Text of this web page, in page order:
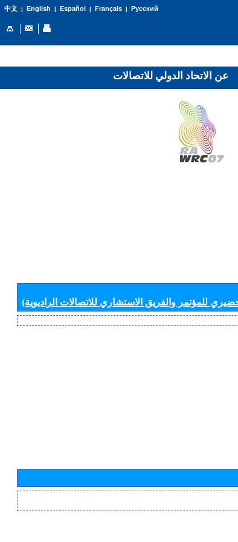
中文| English | Español | Français| Русский
للمؤتمر والفريق الاستشاري للاتصالات الراديوية)
عن الاتحاد الدولي للاتصالات